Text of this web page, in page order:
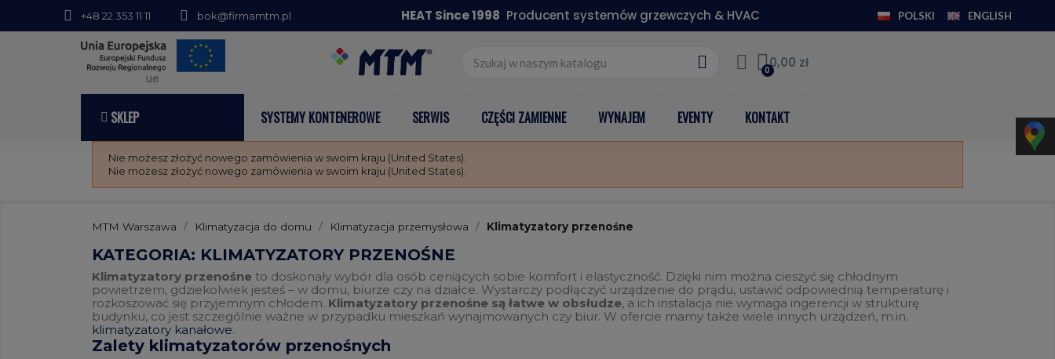
+48 22 353 11 11 bok@firmamtm.pl HEAT Since 1998 Producent systemów grzewczych & HVAC POLSKI ENGLISH
ue
0,00 zł
SKLEP SYSTEMY KONTENEROWE SERWIS CZĘŚCI ZAMIENNE WYNAJEM EVENTY KONTAKT
Nie możesz złożyć nowego zamówienia w swoim kraju (United States).
Nie możesz złożyć nowego zamówienia w swoim kraju (United States).
MTM Warszawa Klimatyzacja do domu Klimatyzacja przemysłowa Klimatyzatory przenośne
KATEGORIA: KLIMATYZATORY PRZENOŚNE
Klimatyzatory przenośne to doskonały wybór dla osób ceniących sobie komfort i elastyczność. Dzięki nim można cieszyć się chłodnym
powietrzem, gdziekolwiek jesteś – w domu, biurze czy na działce. Wystarczy podłączyć urządzenie do prądu, ustawić odpowiednią temperaturę i
rozkoszować się przyjemnym chłodem. Klimatyzatory przenośne są łatwe w obsłudze, a ich instalacja nie wymaga ingerencji w strukturę
budynku, co jest szczególnie ważne w przypadku mieszkań wynajmowanych czy biur. W ofercie mamy także wiele innych urządzeń, m.in.
klimatyzatory kanałowe.
Zalety klimatyzatorów przenośnych